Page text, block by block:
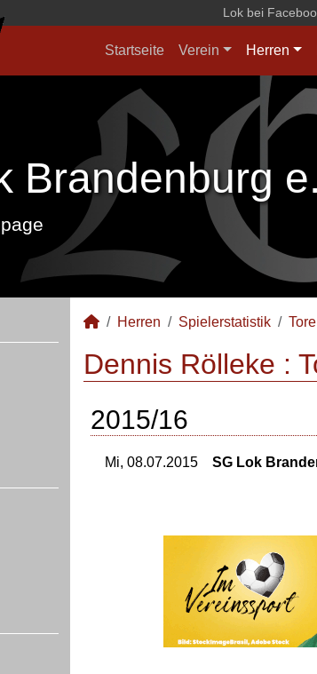
Lok bei
Startseite Verein Herren
Brandenburg
Herren Spielerstatistik Tore
Dennis Rölleke :
2015/16
Mi, 08.07.2015 SG Lok